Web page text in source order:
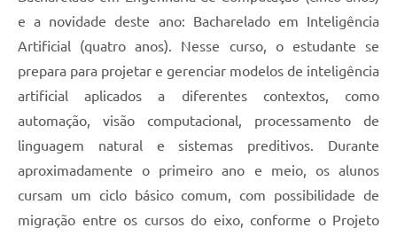
e a novidade deste ano: Bacharelado em Inteligência
Artificial (quatro anos). Nesse curso, o estudante se
prepara para projetar e gerenciar modelos de inteligência
artificial aplicados a diferentes contextos, como
automação, visão computacional, processamento de
linguagem natural e sistemas preditivos. Durante
aproximadamente o primeiro ano e meio, os alunos
cursam um ciclo básico comum, com possibilidade de
migração entre os cursos do eixo, conforme o Projeto